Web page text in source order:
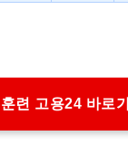
련 고용24 바로가